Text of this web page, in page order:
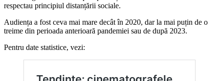
respectau principiul distanțării sociale.
Audiența a fost ceva mai mare decât în 2020, dar la mai puțin de o
treime din perioada anterioară pandemiei sau de după 2023.
Pentru date statistice, vezi: